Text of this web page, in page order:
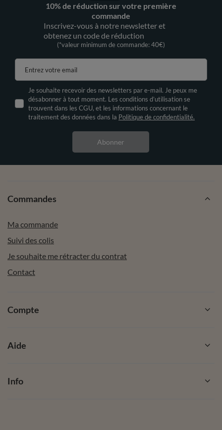
10% de réduction sur votre première
commande
Inscrivez-vous à notre newsletter et
obtenez un code de réduction
(*valeur minimum de commande: 40€)
Entrez votre email
Je souhaite recevoir des newsletters par e-mail. Je peux me
désabonner à tout moment. Les conditions d’utilisation se
trouvent dans les CGU, et les informations concernant le
traitement des données dans la Politique de confidentialité.
Abonner
Commandes
Ma commande
Suivi des colis
Je souhaite me rétracter du contrat
Contact
Compte
Aide
Info